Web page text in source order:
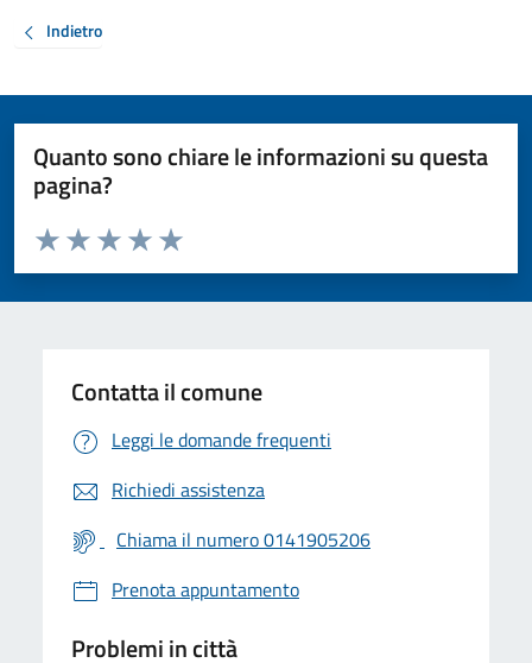
Indietro
Quanto sono chiare le informazioni su questa
pagina?
Valuta da 1 a 5 stelle la pagina
Valuta 5 stelle su 5
Valuta 4 stelle su 5
Valuta 3 stelle su 5
Valuta 2 stelle su 5
Valuta 1 stelle su 5
Contatta il comune
Leggi le domande frequenti
Richiedi assistenza
Chiama il numero 0141905206
Prenota appuntamento
Problemi in città